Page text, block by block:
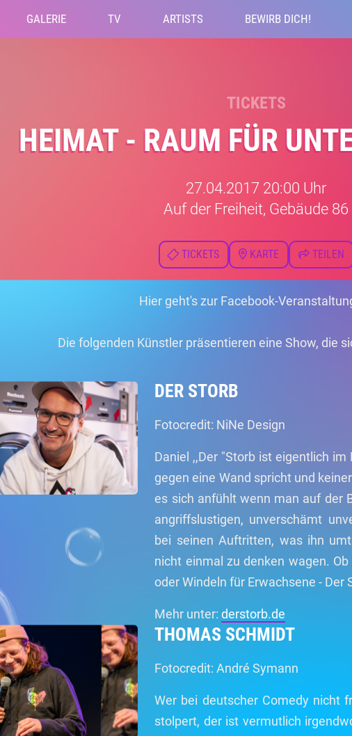
GALERIE TV ARTISTS BEWIRB DICH!
TICKETS
HEIMAT - RAUM FÜR
27.04.2017 20:00 Uhr
Auf der Freiheit, Gebäude 86
TICKETS KARTE TEILEN
Hier geht's zur Facebook-
Die folgenden Künstler präsentieren eine Show, die
DER STORB
Fotocredit: NiNe Design
Daniel ,,Der "Storb ist eigentlich
gegen eine Wand spricht und
es sich anfühlt wenn man auf der
angriffslustigen, unverschämt
bei seinen Auftritten, was ihn
nicht einmal zu denken wagen.
oder Windeln für Erwachsene -
Mehr unter:derstorb.de
THOMAS SCHMIDT
Fotocredit: André Symann
Wer bei deutscher Comedy nicht
stolpert, der ist vermutlich